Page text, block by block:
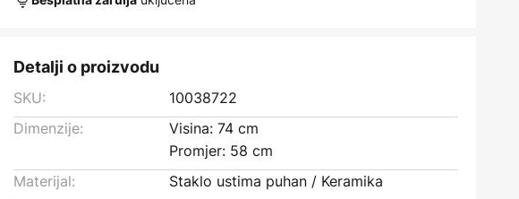
Detalji o proizvodu
SKU:
10038722
Dimenzije:
Visina: 74 cm
Promjer: 58 cm
Materijal:
Staklo ustima puhan / Keramika